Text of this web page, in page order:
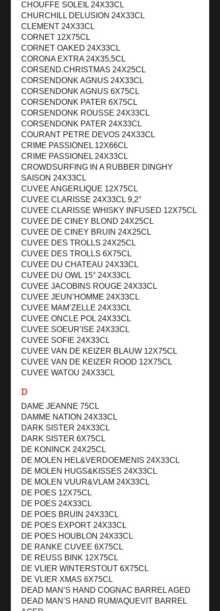
CHOUFFE SOLEIL 24X33CL
CHURCHILL DELUSION 24X33CL
CLEMENT 24X33CL
CORNET 12X75CL
CORNET OAKED 24X33CL
CORONA EXTRA 24X35,5CL
CORSEND.CHRISTMAS 24X25CL
CORSENDONK AGNUS 24X33CL
CORSENDONK AGNUS 6X75CL
CORSENDONK PATER 6X75CL
CORSENDONK ROUSSE 24X33CL
CORSENDONK PATER 24X33CL
COURANT PETRE DEVOS 24X33CL
CRIME PASSIONEL 12X66CL
CRIME PASSIONEL 24X33CL
CROWDSURFING IN A RUBBER DINGHY
SAISON 24X33CL
CUVEE ANGERLIQUE 12X75CL
CUVEE CLARISSE 24X33CL 9,2°
CUVEE CLARISSE WHISKY INFUSED 12X75CL
CUVEE DE CINEY BLOND 24X25CL
CUVEE DE CINEY BRUIN 24X25CL
CUVEE DES TROLLS 24X25CL
CUVEE DES TROLLS 6X75CL
CUVEE DU CHATEAU 24X33CL
CUVEE DU OWL 15° 24X33CL
CUVEE JACOBINS ROUGE 24X33CL
CUVEE JEUN’HOMME 24X33CL
CUVEE MAM’ZELLE 24X33CL
CUVEE ONCLE POL 24X33CL
CUVEE SOEUR’ISE 24X33CL
CUVEE SOFIE 24X33CL
CUVEE VAN DE KEIZER BLAUW 12X75CL
CUVEE VAN DE KEIZER ROOD 12X75CL
CUVEE WATOU 24X33CL
D
DAME JEANNE 75CL
DAMME NATION 24X33CL
DARK SISTER 24X33CL
DARK SISTER 6X75CL
DE KONINCK 24X25CL
DE MOLEN HEL&VERDOEMENIS 24X33CL
DE MOLEN HUGS&KISSES 24X33CL
DE MOLEN VUUR&VLAM 24X33CL
DE POES 12X75CL
DE POES 24X33CL
DE POES BRUIN 24X33CL
DE POES EXPORT 24X33CL
DE POES HOUBLON 24X33CL
DE RANKE CUVEE 6X75CL
DE REUSS BINK 12X75CL
DE VLIER WINTERSTOUT 6X75CL
DE VLIER XMAS 6X75CL
DEAD MAN’S HAND COGNAC BARREL AGED
DEAD MAN’S HAND RUM/AQUEVIT BARREL